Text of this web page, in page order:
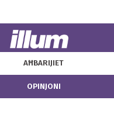
AĦBARIJIET
OPINJONI